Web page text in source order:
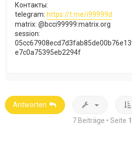
Контакты:
telegram: https://t.me/i99999d
matrix: @bcci99999:matrix.org
session:
e7c0a75395eb2294f​
Antworten
7 Beiträge • Seite 1